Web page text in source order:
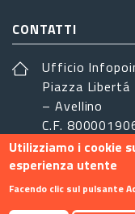
CONTATTI
Ufficio
Piazza Libertá
– Avellino
C.F.
SEGUICI
Utilizziamo i cookie
esperienza utente
Facendo clic sul pulsante